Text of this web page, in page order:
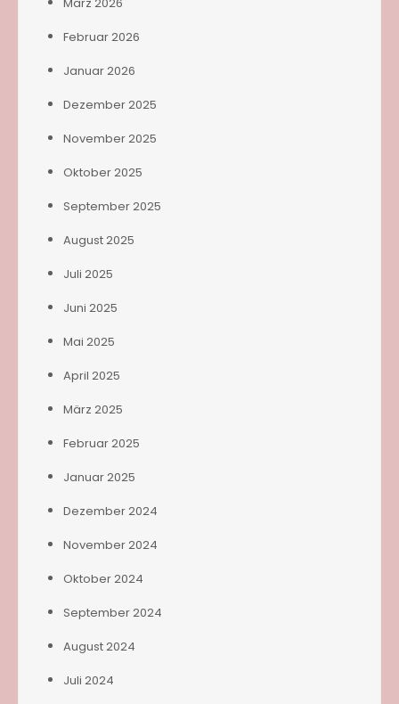
Februar 2026
Januar 2026
Dezember 2025
November 2025
Oktober 2025
September 2025
August 2025
Juli 2025
Juni 2025
Mai 2025
April 2025
März 2025
Februar 2025
Januar 2025
Dezember 2024
November 2024
Oktober 2024
September 2024
August 2024
Juli 2024